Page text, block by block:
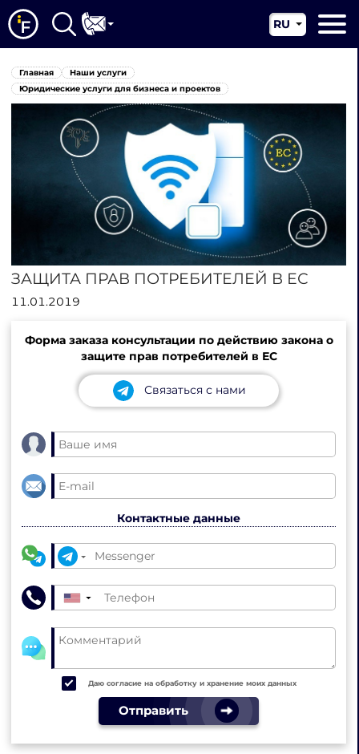
О нас
Наши услуги
Новости
Юрисдикции
Контакты
RU
EN
Главная
Наши услуги
Юридические услуги для бизнеса и проектов
ЗАЩИТА ПРАВ ПОТРЕБИТЕЛЕЙ В ЕС
11.01.2019
Форма заказа консультации по действию закона о
защите прав потребителей в ЕС
Связаться с нами
Контактные данные
▼
Даю согласие на обработку и хранение моих данных
Отправить